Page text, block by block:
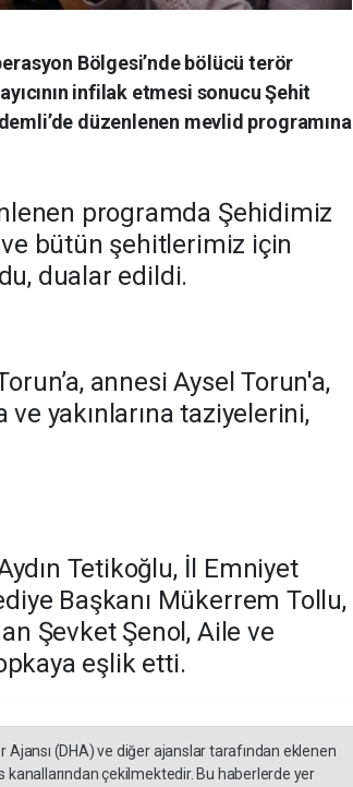
Bölgesi’nde bölücü terör
infilak etmesi sonucu Şehit
düzenlenen mevlid programına
programda Şehidimiz
bütün şehitlerimiz için
dualar edildi.
annesi Aysel Torun'a,
yakınlarına taziyelerini,
Tetikoğlu, İl Emniyet
Başkanı Mükerrem Tollu,
Şevket Şenol, Aile ve
eşlik etti.
Ajansı (DHA) ve diğer ajanslar tarafından eklenen
çekilmektedir. Bu haberlerde yer